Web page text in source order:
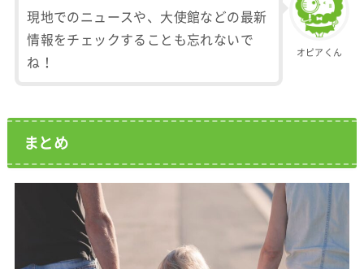
オピアくん
現地でのニュースや、大使館などの最新
情報をチェックすることも忘れないで
ね！
まとめ